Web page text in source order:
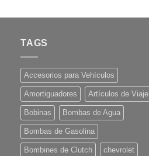
TAGS
Accesorios para Vehículos
Amortiguadores Artículos de Viaje
Bobinas Bombas de Agua
Bombas de Gasolina
Bombines de Clutch chevrolet